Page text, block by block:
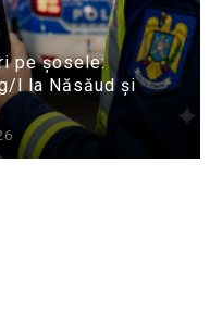
pe șosele:
l la Năsăud și